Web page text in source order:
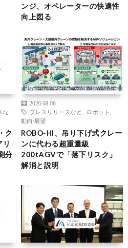
ンジ、オペレーターの快適性
向上図る
な
ク
分
2026.08.06
プレスリリースなど
ロボット
動向/展望
ROBO-HI、吊り下げ式クレー
ンに代わる超重量級
200tAGVで「落下リスク」
解消と説明